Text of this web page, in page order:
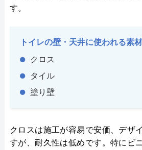
す。
トイレの壁・天井に使われる素材
クロス
タイル
塗り壁
クロスは施工が容易で安価、デザ
すが、耐久性は低めです。特にビ